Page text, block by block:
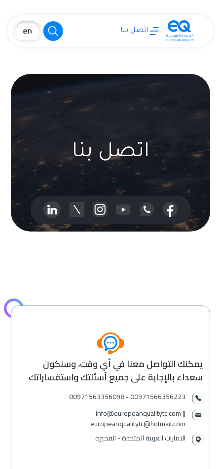
اتصل بنا
اتصل بنا
يمكنك التواصل معنا في أي وقت، وسنكون
سعداء بالإجابة على جميع أسئلتك واستفساراتك
00971566356223 - 00971563356098⁩
info@europeanqualitytc.com ||
europeanqualitytc@hotmail.com
الامارات العربية المتحدة - الفجيرة